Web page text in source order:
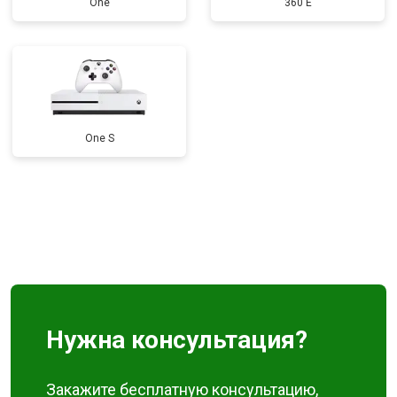
One 360 E
One S
Нужна консультация?
Закажите бесплатную консультацию,